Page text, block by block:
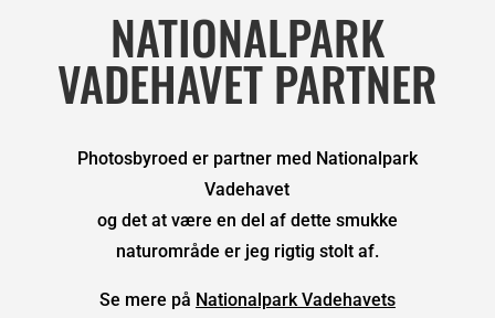
NATIONALPARK
VADEHAVET PARTNER
Photosbyroed er partner med Nationalpark
Vadehavet
og det at være en del af dette smukke
naturområde er jeg rigtig stolt af.
Se mere på Nationalpark Vadehavets